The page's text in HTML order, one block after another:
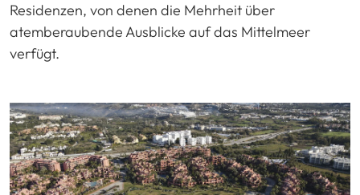
Residenzen, von denen die Mehrheit über
atemberaubende Ausblicke auf das Mittelmeer
verfügt.